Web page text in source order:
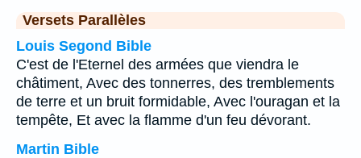
Versets Parallèles
Louis Segond Bible
C'est de l'Eternel des armées que viendra le
châtiment, Avec des tonnerres, des tremblements
de terre et un bruit formidable, Avec l'ouragan et la
tempête, Et avec la flamme d'un feu dévorant.
Martin Bible